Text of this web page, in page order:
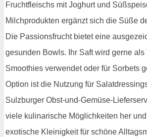
Fruchtfleischs mit Joghurt und
Milchprodukten ergänzt sich die Süße
Die Passionsfrucht bietet eine
gesunden Bowls. Ihr Saft wird gerne als
Smoothies verwendet oder für Sorbets
Option ist die Nutzung für
Sulzburger Obst-und-Gemüse-
viele kulinarische Möglichkeiten her
exotische Kleinigkeit für schöne